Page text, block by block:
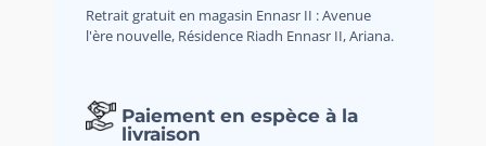
Retrait gratuit en magasin Ennasr II : Avenue
l'ère nouvelle, Résidence Riadh Ennasr II, Ariana.
Paiement en espèce à la
livraison